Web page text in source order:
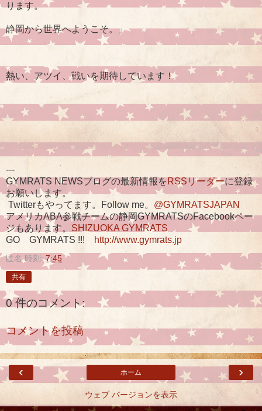
ります。
静岡から世界へようこそ。」
熱い、アツイ、戦いを期待しています！
---
GYMRATS NEWSブログの最新情報をRSSリーダーに登録
お願いします。
Twitterもやってます。Follow me。 @GYMRATSJAPAN
アメリカABA参戦チームの静岡GYMRATSのFacebookペー
ジもあります。 SHIZUOKA GYMRATS
GO GYMRATS !!!
http://www.gymrats.jp
匿名 時刻:7:45
共有
0 件のコメント:
コメントを投稿
‹ ›
ホーム
ウェブ バージョンを表示